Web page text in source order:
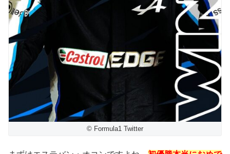
© Formula1 Twitter